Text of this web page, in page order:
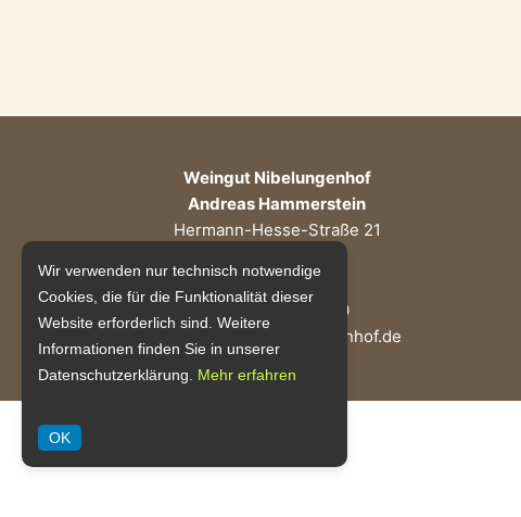
Weingut Nibelungenhof
Andreas Hammerstein
Hermann-Hesse-Straße 21
Tel: 06241-935100
info@weingut-nibelungenhof.de
Wir verwenden nur technisch notwendige
Cookies, die für die Funktionalität dieser
Website erforderlich sind. Weitere
Informationen finden Sie in unserer
Datenschutzerklärung.
Mehr erfahren
OK